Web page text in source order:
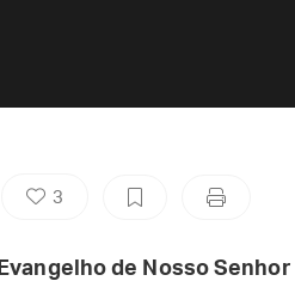
3
Evangelho de Nosso